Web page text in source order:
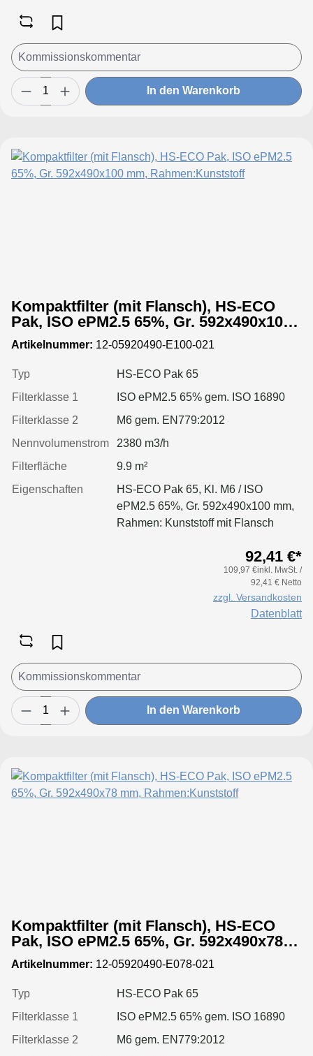
In den Warenkorb
Kompaktfilter (mit Flansch), HS-ECO
Pak, ISO ePM2.5 65%, Gr. 592x490x100
mm, Rahmen:Kunststoff
Artikelnummer: 12-05920490-E100-021
Typ
HS-ECO Pak 65
Filterklasse 1
ISO ePM2.5 65% gem. ISO 16890
Filterklasse 2
M6 gem. EN779:2012
Nennvolumenstrom
2380 m3/h
Filterfläche
9.9 m²
Eigenschaften
HS-ECO Pak 65, Kl. M6 / ISO
ePM2.5 65%, Gr. 592x490x100 mm,
Rahmen: Kunststoff mit Flansch
92,41 €*
109,97 €inkl. MwSt. /
92,41 € Netto
zzgl. Versandkosten
Datenblatt
In den Warenkorb
Kompaktfilter (mit Flansch), HS-ECO
Pak, ISO ePM2.5 65%, Gr. 592x490x78
mm, Rahmen:Kunststoff
Artikelnummer: 12-05920490-E078-021
Typ
HS-ECO Pak 65
Filterklasse 1
ISO ePM2.5 65% gem. ISO 16890
Filterklasse 2
M6 gem. EN779:2012